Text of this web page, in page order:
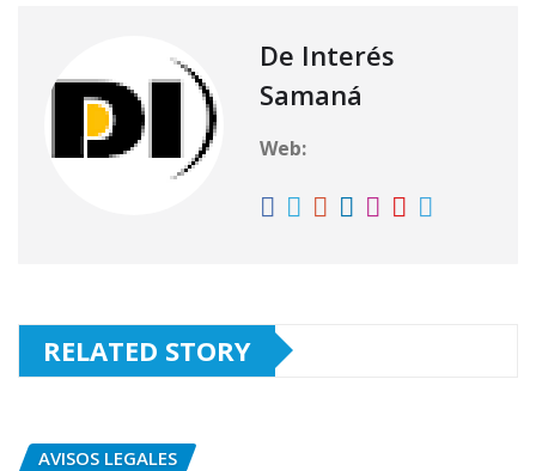
o
k
r
p
p
m
b
o
k
ar
ti
r
De Interés
Samaná
Web:
RELATED STORY
AVISOS LEGALES